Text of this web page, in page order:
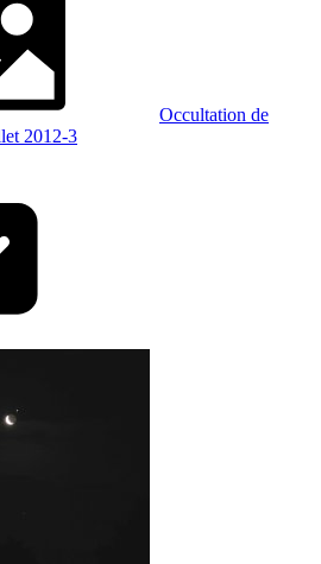
Occultation de
2012-3